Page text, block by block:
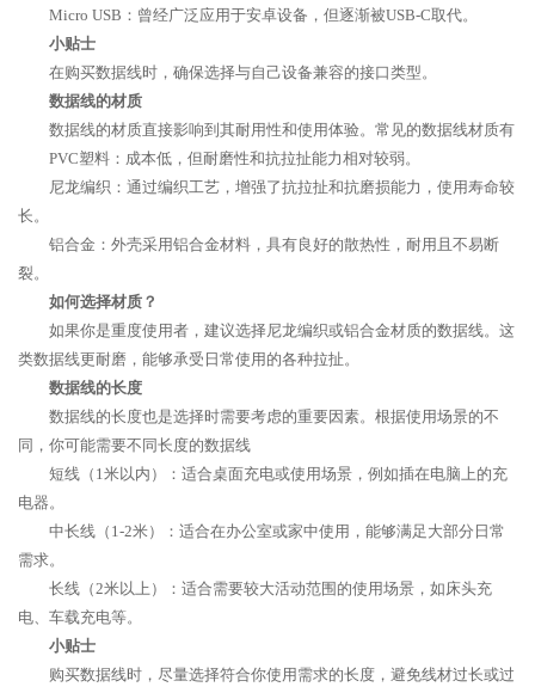
Micro USB：曾经广泛应用于安卓设备，但逐渐被USB-C取代。
小贴士
在购买数据线时，确保选择与自己设备兼容的接口类型。
数据线的材质
数据线的材质直接影响到其耐用性和使用体验。常见的数据线材质有
PVC塑料：成本低，但耐磨性和抗拉扯能力相对较弱。
尼龙编织：通过编织工艺，增强了抗拉扯和抗磨损能力，使用寿命较
长。
铝合金：外壳采用铝合金材料，具有良好的散热性，耐用且不易断
裂。
如何选择材质？
如果你是重度使用者，建议选择尼龙编织或铝合金材质的数据线。这
类数据线更耐磨，能够承受日常使用的各种拉扯。
数据线的长度
数据线的长度也是选择时需要考虑的重要因素。根据使用场景的不
同，你可能需要不同长度的数据线
短线（1米以内）：适合桌面充电或使用场景，例如插在电脑上的充
电器。
中长线（1-2米）：适合在办公室或家中使用，能够满足大部分日常
需求。
长线（2米以上）：适合需要较大活动范围的使用场景，如床头充
电、车载充电等。
小贴士
购买数据线时，尽量选择符合你使用需求的长度，避免线材过长或过